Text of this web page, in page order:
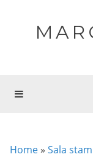
Home » Sala